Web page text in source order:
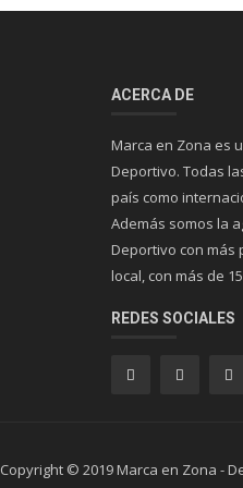
ACERCA DE
Marca en Zona es
Deportivo. Todas
país como
Además somos la
Deportivo con más
local, con más de
REDES SOCIALES
Copyright © 2019 Marca en Zona -